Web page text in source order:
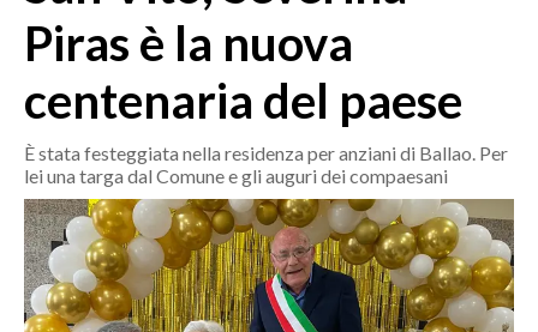
GALLURA
NUORO E PROVINCIA
OGLIASTRA
AGENDA
CRONACA
ITALIA
MONDO
Piras è la nuova
centenaria del paese
È stata festeggiata nella residenza per anziani di Ballao. Per
lei una targa dal Comune e gli auguri dei compaesani